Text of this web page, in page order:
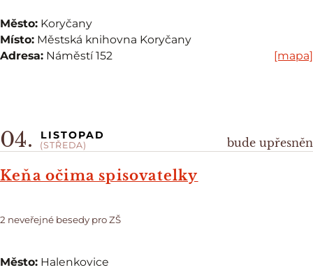
Město: Koryčany
Místo: Městská knihovna Koryčany
Adresa: Náměstí 152 [mapa]
Keňa očima spisovatelky
04. LISTOPAD
(STŘEDA) bude upřesněn
2 neveřejné besedy pro ZŠ
Město: Halenkovice